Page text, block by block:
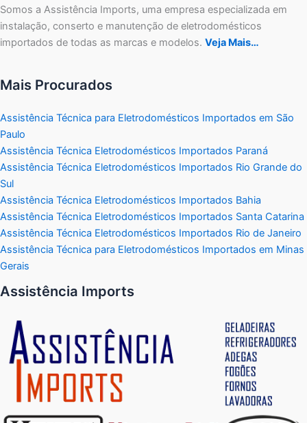
Somos a Assistência Imports, uma empresa especializada em
instalação, conserto e manutenção de eletrodomésticos
importados de todas as marcas e modelos. Veja Mais…
Mais Procurados
Assistência Técnica para Eletrodomésticos Importados em São
Paulo
Assistência Técnica Eletrodomésticos Importados Paraná
Assistência Técnica Eletrodomésticos Importados Rio Grande do
Sul
Assistência Técnica Eletrodomésticos Importados Bahia
Assistência Técnica Eletrodomésticos Importados Santa Catarina
Assistência Técnica Eletrodomésticos Importados Rio de Janeiro
Assistência Técnica para Eletrodomésticos Importados em Minas
Gerais
Assistência Imports